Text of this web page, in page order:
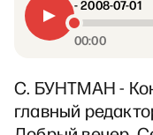
- 2008-07-01
00:00
С. БУНТМАН -
главный